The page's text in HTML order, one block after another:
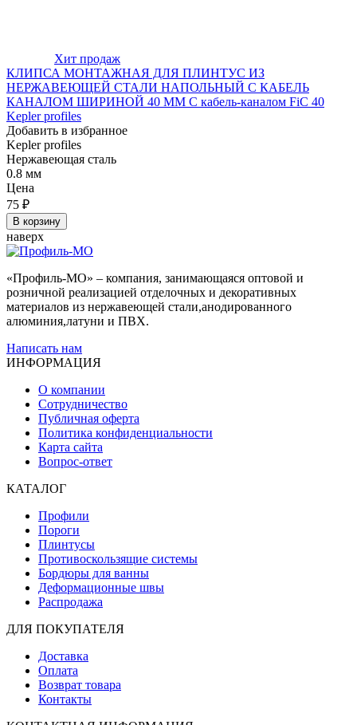
Хит продаж
КЛИПСА МОНТАЖНАЯ ДЛЯ ПЛИНТУС ИЗ
НЕРЖАВЕЮЩЕЙ СТАЛИ НАПОЛЬНЫЙ С КАБЕЛЬ
КАНАЛОМ ШИРИНОЙ 40 ММ С кабель-каналом FiC 40
Kepler profiles
Добавить в избранное
Kepler profiles
Нержавеющая сталь
0.8 мм
Цена
75 ₽
В корзину
наверх
«Профиль-МО» – компания, занимающаяся оптовой и
розничной реализацией отделочных и декоративных
материалов из нержавеющей стали,анодированного
алюминия,латуни и ПВХ.
Написать нам
ИНФОРМАЦИЯ
О компании
Сотрудничество
Публичная оферта
Политика конфиденциальности
Карта сайта
Вопрос-ответ
КАТАЛОГ
Профили
Пороги
Плинтусы
Противоскользящие системы
Бордюры для ванны
Деформационные швы
Распродажа
ДЛЯ ПОКУПАТЕЛЯ
Доставка
Оплата
Возврат товара
Контакты